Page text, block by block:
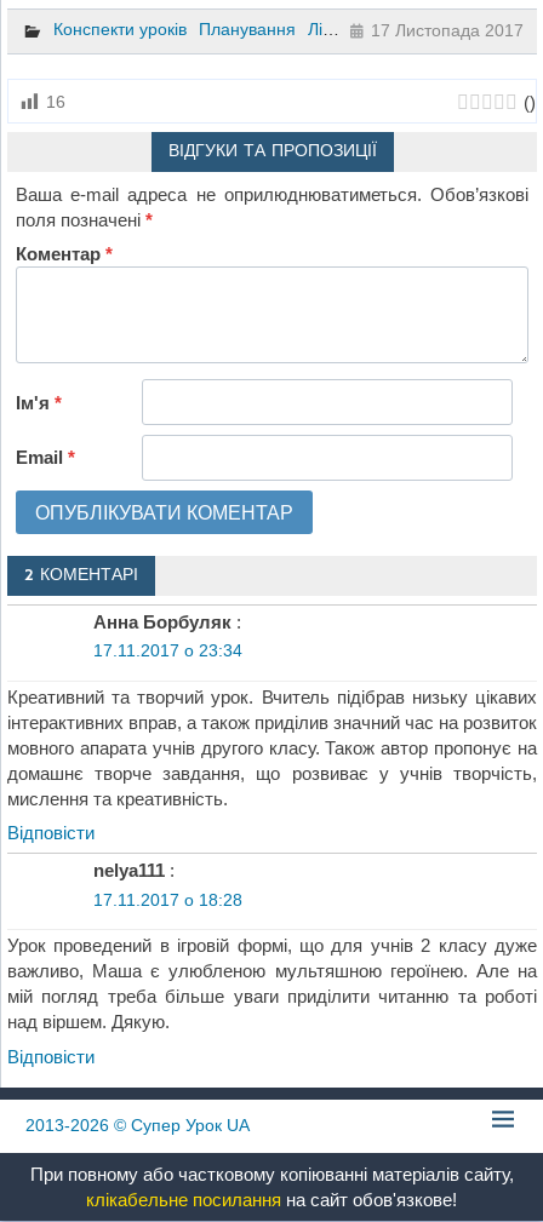
Конспекти уроків Планування Літературне читання 2 клас
17 Листопада 2017
16 ()
ВІДГУКИ ТА ПРОПОЗИЦІЇ
Ваша e-mail адреса не оприлюднюватиметься. Обов’язкові
поля позначені*
Коментар*
Ім'я*
Email*
2 КОМЕНТАРІ
Анна Борбуляк :
17.11.2017 о 23:34
Креативний та творчий урок. Вчитель підібрав низьку цікавих
інтерактивних вправ, а також приділив значний час на розвиток
мовного апарата учнів другого класу. Також автор пропонує на
домашнє творче завдання, що розвиває у учнів творчість,
мислення та креативність.
Відповіcти
nelya111 :
17.11.2017 о 18:28
Урок проведений в ігровій формі, що для учнів 2 класу дуже
важливо, Маша є улюбленою мультяшною героїнею. Але на
мій погляд треба більше уваги приділити читанню та роботі
над віршем. Дякую.
Відповіcти
2013-2026 © Супер Урок UA
При повному або частковому копіюванні матеріалів сайту,
клікабельне посилання на сайт обов'язкове!